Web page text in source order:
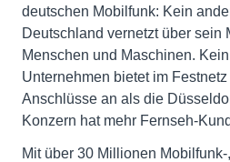
deutschen Mobilfunk: Kein
Deutschland vernetzt über sein
Menschen und Maschinen.
Unternehmen bietet im
Anschlüsse an als die
Konzern hat mehr Fernseh-
Mit über 30 Millionen